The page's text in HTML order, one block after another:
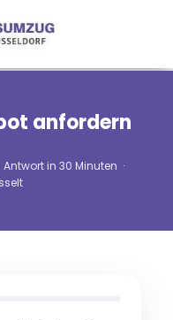
anfordern
in 30 Minuten ·